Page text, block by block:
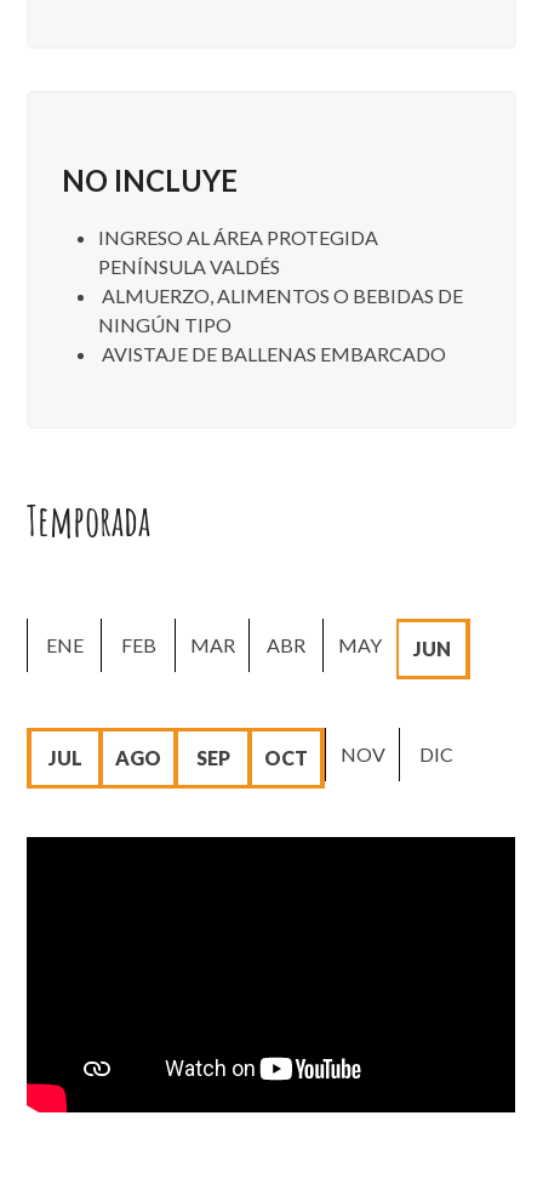
NO INCLUYE
INGRESO AL ÁREA PROTEGIDA
PENÍNSULA VALDÉS
ALMUERZO, ALIMENTOS O BEBIDAS DE
NINGÚN TIPO
AVISTAJE DE BALLENAS EMBARCADO
Temporada
ENE FEB MAR ABR MAY JUN
JUL AGO SEP OCT NOV DIC